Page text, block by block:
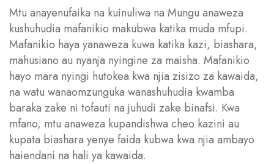
Mtu anayenufaika na kuinuliwa na Mungu anaweza
kushuhudia mafanikio makubwa katika muda mfupi.
Mafanikio haya yanaweza kuwa katika kazi, biashara,
mahusiano au nyanja nyingine za maisha. Mafanikio
hayo mara nyingi hutokea kwa njia zisizo za kawaida,
na watu wanaomzunguka wanashuhudia kwamba
baraka zake ni tofauti na juhudi zake binafsi. Kwa
mfano, mtu anaweza kupandishwa cheo kazini au
kupata biashara yenye faida kubwa kwa njia ambayo
haiendani na hali ya kawaida.